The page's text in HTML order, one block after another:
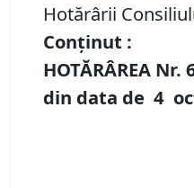
Hotărârii
Conținut :
HOTĂRÂREA Nr.
din data de 4